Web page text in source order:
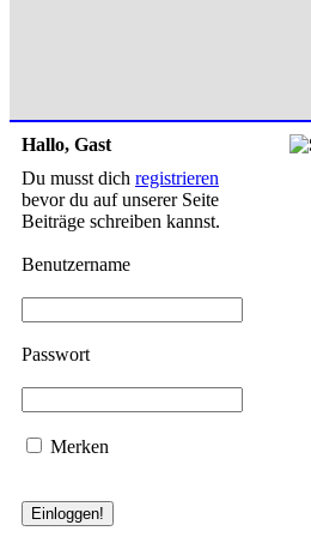
Hallo, Gast
Du musst dich registrieren
bevor du auf unserer Seite
Beiträge schreiben kannst.
Benutzername
Passwort
Merken